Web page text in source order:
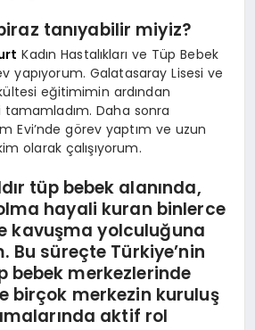
tanıyabilir miyiz?
Kadın Hastalıkları ve Tüp Bebek
yapıyorum. Galatasaray Lisesi ve
eğitimimin ardından
Daha sonra
Evi’nde görev yaptım ve uzun
olarak çalışıyorum.
tüp bebek alanında,
hayali kuran binlerce
kavuşma yolculuğuna
Bu süreçte Türkiye’nin
bebek merkezlerinde
birçok merkezin kuruluş
aktif rol